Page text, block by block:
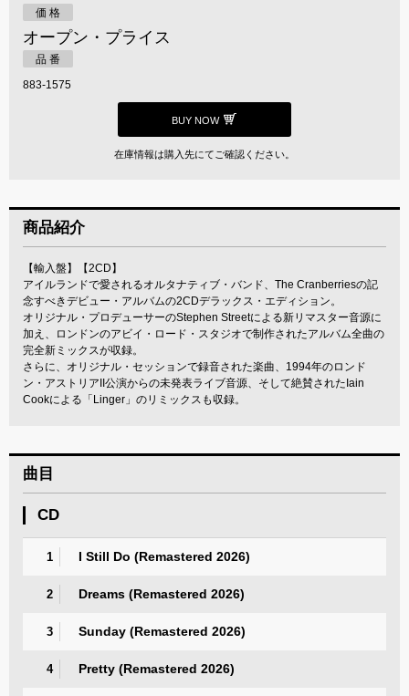
価 格
オープン・プライス
品 番
883-1575
BUY NOW
在庫情報は購入先にてご確認ください。
商品紹介
【輸入盤】【2CD】
アイルランドで愛されるオルタナティブ・バンド、The Cranberriesの記
念すべきデビュー・アルバムの2CDデラックス・エディション。
オリジナル・プロデューサーのStephen Streetによる新リマスター音源に
加え、ロンドンのアビイ・ロード・スタジオで制作されたアルバム全曲の
完全新ミックスが収録。
さらに、オリジナル・セッションで録音された楽曲、1994年のロンド
ン・アストリアII公演からの未発表ライブ音源、そして絶賛されたIain
Cookによる「Linger」のリミックスも収録。
曲目
CD
1 I Still Do (Remastered 2026)
2 Dreams (Remastered 2026)
3 Sunday (Remastered 2026)
4 Pretty (Remastered 2026)